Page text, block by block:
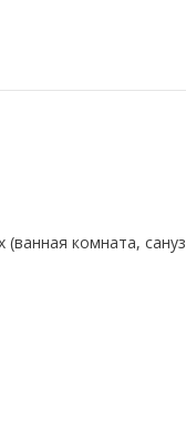
комната,